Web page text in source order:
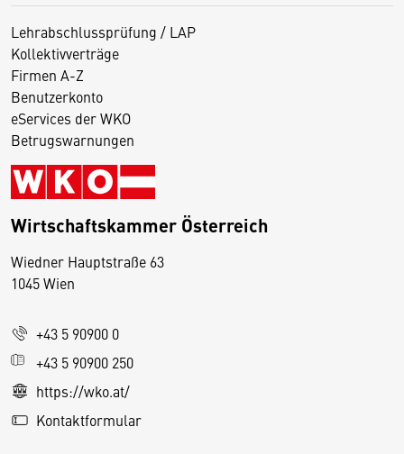
Lehrabschlussprüfung / LAP
Kollektivverträge
Firmen A-Z
Benutzerkonto
eServices der WKO
Betrugswarnungen
Wirtschaftskammer Österreich
Wiedner Hauptstraße 63
1045 Wien
+43 5 90900 0
+43 5 90900 250
https://wko.at/
Kontaktformular
D
s
e
S
e